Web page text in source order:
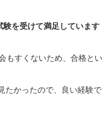
を受けて満足しています
もすくないため、合格とい
たかったので、良い経験で